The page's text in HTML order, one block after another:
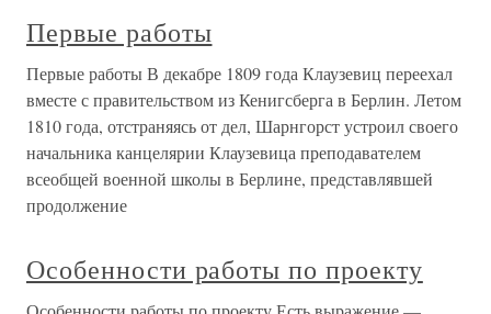
Первые работы
Первые работы В декабре 1809 года Клаузевиц переехал
вместе с правительством из Кенигсберга в Берлин. Летом
1810 года, отстраняясь от дел, Шарнгорст устроил своего
начальника канцелярии Клаузевица преподавателем
всеобщей военной школы в Берлине, представлявшей
продолжение
Особенности работы по проекту